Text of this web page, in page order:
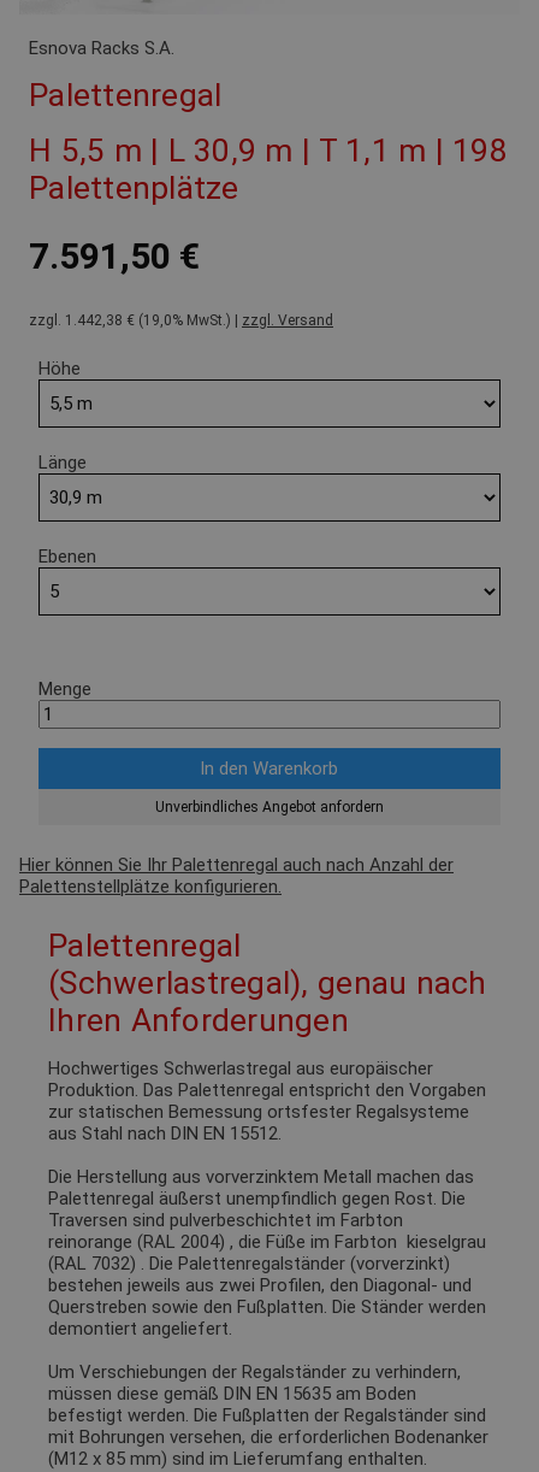
Esnova Racks S.A.
Palettenregal
H 5,5 m | L 30,9 m | T 1,1 m | 198
Palettenplätze
7.591,50 €
zzgl. 1.442,38 € (19,0% MwSt.) | zzgl. Versand
Höhe
Länge
Ebenen
Menge
Unverbindliches Angebot anfordern
Hier können Sie Ihr Palettenregal auch nach Anzahl der
Palettenstellplätze konfigurieren.
Palettenregal
(Schwerlastregal), genau nach
Ihren Anforderungen
Hochwertiges Schwerlastregal aus europäischer
Produktion. Das Palettenregal entspricht den Vorgaben
zur statischen Bemessung ortsfester Regalsysteme
aus Stahl nach DIN EN 15512.
Die Herstellung aus vorverzinktem Metall machen das
Palettenregal äußerst unempfindlich gegen Rost. Die
Traversen sind pulverbeschichtet im Farbton
reinorange (RAL 2004) , die Füße im Farbton
kieselgrau
(RAL 7032) . Die Palettenregalständer (vorverzinkt)
bestehen jeweils aus zwei Profilen, den Diagonal- und
Querstreben sowie den Fußplatten. Die Ständer werden
demontiert angeliefert.
Um Verschiebungen der Regalständer zu verhindern,
müssen diese gemäß DIN EN 15635 am Boden
befestigt werden. Die Fußplatten der Regalständer sind
mit Bohrungen versehen, die erforderlichen Bodenanker
(M12 x 85 mm) sind im Lieferumfang enthalten.